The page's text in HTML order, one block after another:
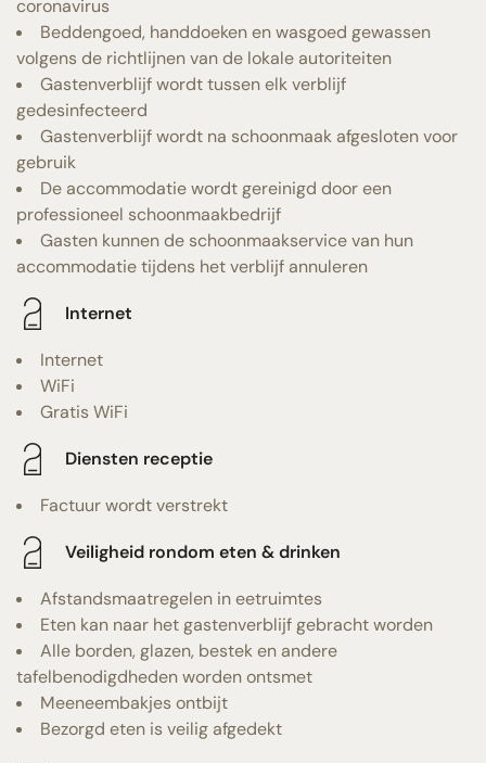
coronavirus
Beddengoed, handdoeken en wasgoed gewassen
volgens de richtlijnen van de lokale autoriteiten
Gastenverblijf wordt tussen elk verblijf
gedesinfecteerd
Gastenverblijf wordt na schoonmaak afgesloten voor
gebruik
De accommodatie wordt gereinigd door een
professioneel schoonmaakbedrijf
Gasten kunnen de schoonmaakservice van hun
accommodatie tijdens het verblijf annuleren
Internet
Internet
WiFi
Gratis WiFi
Diensten receptie
Factuur wordt verstrekt
Veiligheid rondom eten & drinken
Afstandsmaatregelen in eetruimtes
Eten kan naar het gastenverblijf gebracht worden
Alle borden, glazen, bestek en andere
tafelbenodigdheden worden ontsmet
Meeneembakjes ontbijt
Bezorgd eten is veilig afgedekt